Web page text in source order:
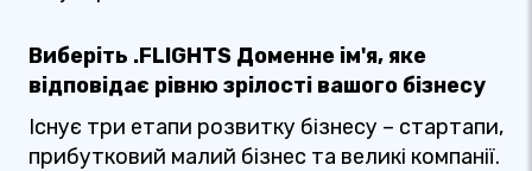
Виберіть .FLIGHTS Доменне ім'я, яке
відповідає рівню зрілості вашого бізнесу
Існує три етапи розвитку бізнесу – стартапи,
прибутковий малий бізнес та великі компанії.